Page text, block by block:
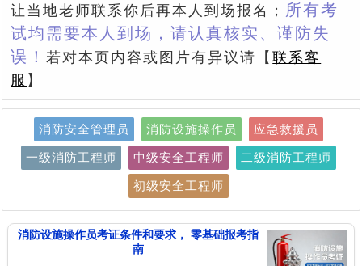
让当地老师联系你后再本人到场报名； 所有考
试均需要本人到场，请认真核实、谨防失
误！ 若对本页内容或图片有异议请【联系客
服 】
消防安全管理员 消防设施操作员 应急救援员
一级消防工程师 中级安全工程师 二级消防工程师
初级安全工程师
消防设施操作员考证条件和要求， 零基础报考指
南